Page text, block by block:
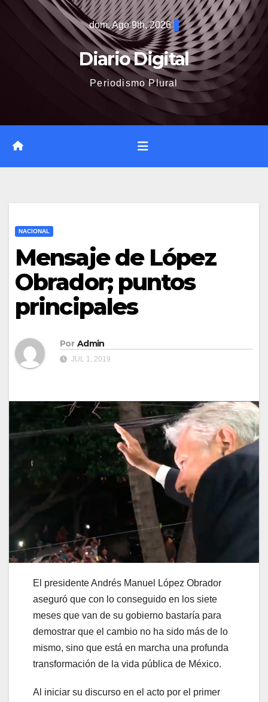
dom. Ago 9th, 2026
Diario Digital
Periodismo Plural
NACIONAL
Mensaje de López
Obrador; puntos
principales
Por Admin
JUL 1, 2019
El presidente Andrés Manuel López Obrador
aseguró que con lo conseguido en los siete
meses que van de su gobierno bastaría para
demostrar que el cambio no ha sido más de lo
mismo, sino que está en marcha una profunda
transformación de la vida pública de México.
Al iniciar su discurso en el acto por el primer